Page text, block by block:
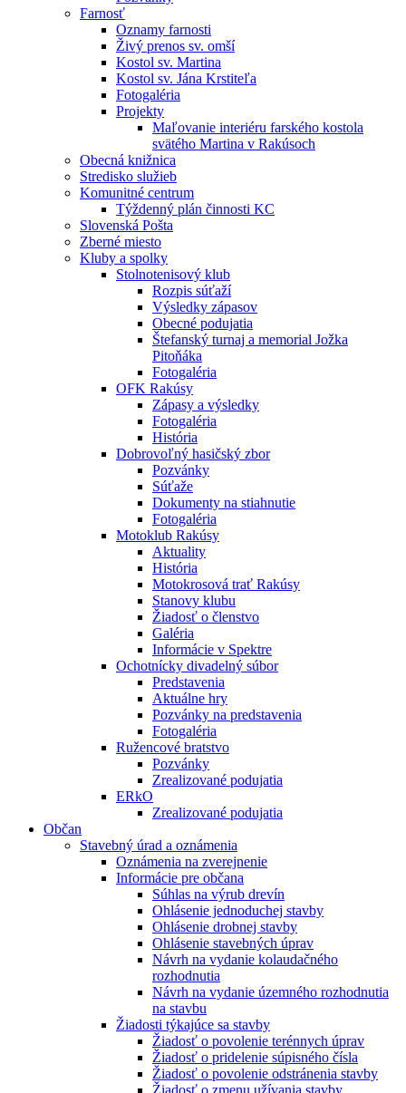
Farnosť
Oznamy farnosti
Živý prenos sv. omší
Kostol sv. Martina
Kostol sv. Jána Krstiteľa
Fotogaléria
Projekty
Maľovanie interiéru farského kostola
svätého Martina v Rakúsoch
Obecná knižnica
Stredisko služieb
Komunitné centrum
Týždenný plán činnosti KC
Slovenská Pošta
Zberné miesto
Kluby a spolky
Stolnotenisový klub
Rozpis súťaží
Výsledky zápasov
Obecné podujatia
Štefanský turnaj a memorial Jožka
Pitoňáka
Fotogaléria
OFK Rakúsy
Zápasy a výsledky
Fotogaléria
História
Dobrovoľný hasičský zbor
Pozvánky
Súťaže
Dokumenty na stiahnutie
Fotogaléria
Motoklub Rakúsy
Aktuality
História
Motokrosová trať Rakúsy
Stanovy klubu
Žiadosť o členstvo
Galéria
Informácie v Spektre
Ochotnícky divadelný súbor
Predstavenia
Aktuálne hry
Pozvánky na predstavenia
Fotogaléria
Ružencové bratstvo
Pozvánky
Zrealizované podujatia
ERkO
Zrealizované podujatia
Občan
Stavebný úrad a oznámenia
Oznámenia na zverejnenie
Informácie pre občana
Súhlas na výrub drevín
Ohlásenie jednoduchej stavby
Ohlásenie drobnej stavby
Ohlásenie stavebných úprav
Návrh na vydanie kolaudačného
rozhodnutia
Návrh na vydanie územného rozhodnutia
na stavbu
Žiadosti týkajúce sa stavby
Žiadosť o povolenie terénnych úprav
Žiadosť o pridelenie súpisného čísla
Žiadosť o povolenie odstránenia stavby
Žiadosť o zmenu užívania stavby